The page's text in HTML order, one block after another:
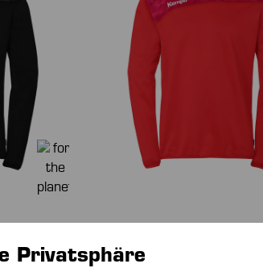
Privatsphäre